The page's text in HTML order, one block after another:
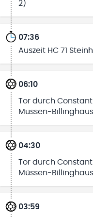
2)
07:36
Auszeit HC 71
06:10
Tor durch
Müssen-
04:30
Tor durch
Müssen-
03:59